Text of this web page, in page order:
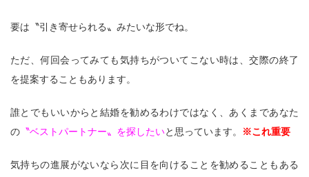
要は〝引き寄せられる〟みたいな形でね。
ただ、何回会ってみても気持ちがついてこない時は、交際の終了
を提案することもあります。
誰とでもいいからと結婚を勧めるわけではなく、あくまであなた
の 〝ベストパートナー〟を探したいと思っています。 ※これ重要
気持ちの進展がないなら次に目を向けることを勧めることもある